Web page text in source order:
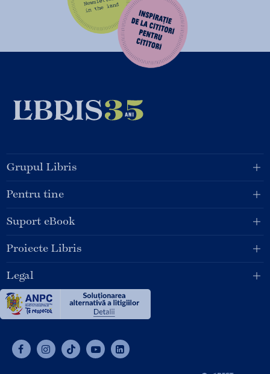
Grupul Libris
Pentru tine
Suport eBook
Proiecte Libris
Legal